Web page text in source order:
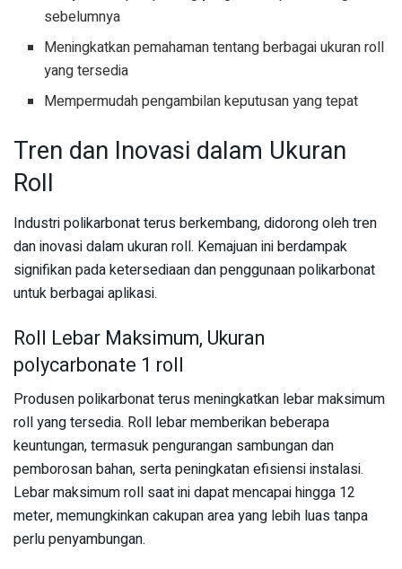
sebelumnya
Meningkatkan pemahaman tentang berbagai ukuran roll
yang tersedia
Mempermudah pengambilan keputusan yang tepat
Tren dan Inovasi dalam Ukuran
Roll
Industri polikarbonat terus berkembang, didorong oleh tren
dan inovasi dalam ukuran roll. Kemajuan ini berdampak
signifikan pada ketersediaan dan penggunaan polikarbonat
untuk berbagai aplikasi.
Roll Lebar Maksimum, Ukuran
polycarbonate 1 roll
Produsen polikarbonat terus meningkatkan lebar maksimum
roll yang tersedia. Roll lebar memberikan beberapa
keuntungan, termasuk pengurangan sambungan dan
pemborosan bahan, serta peningkatan efisiensi instalasi.
Lebar maksimum roll saat ini dapat mencapai hingga 12
meter, memungkinkan cakupan area yang lebih luas tanpa
perlu penyambungan.